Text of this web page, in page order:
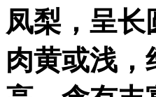
凤梨，呈
肉黄或浅